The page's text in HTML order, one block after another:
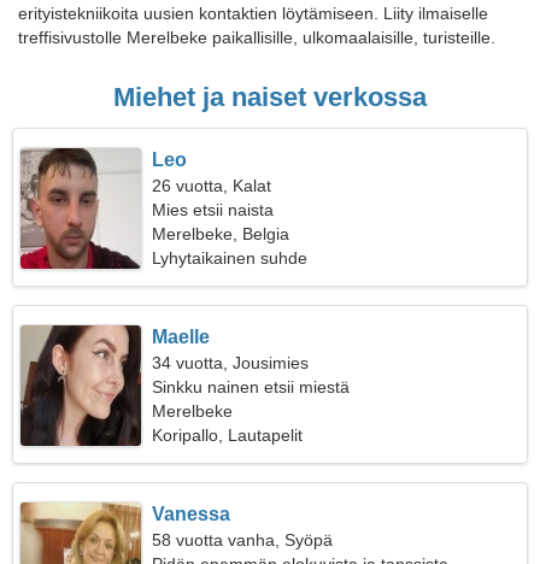
erityistekniikoita uusien kontaktien löytämiseen. Liity ilmaiselle
treffisivustolle Merelbeke paikallisille, ulkomaalaisille, turisteille.
Miehet ja naiset verkossa
Leo
26 vuotta, Kalat
Mies etsii naista
Merelbeke, Belgia
Lyhytaikainen suhde
Maelle
34 vuotta, Jousimies
Sinkku nainen etsii miestä
Merelbeke
Koripallo, Lautapelit
Vanessa
58 vuotta vanha, Syöpä